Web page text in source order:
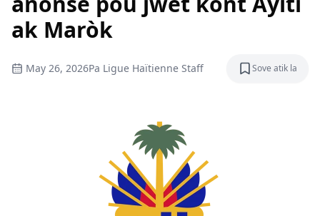
ak Maròk
May 26, 2026Pa Ligue Haïtienne Staff Sove atik la
Sove atik